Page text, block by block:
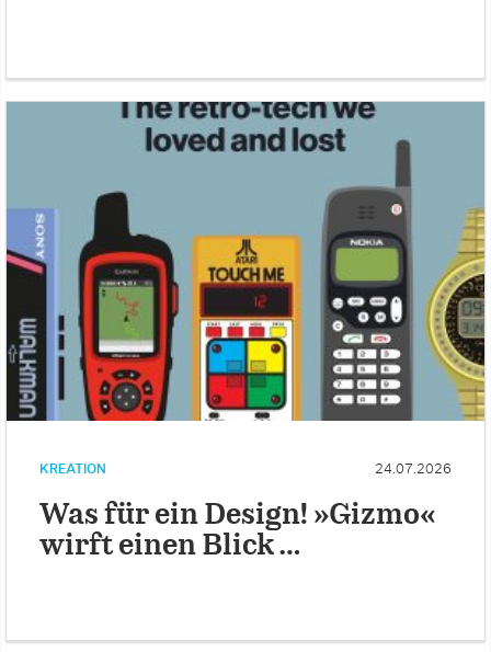
KREATION 24.07.2026
Was für ein Design! »Gizmo«
wirft einen Blick …